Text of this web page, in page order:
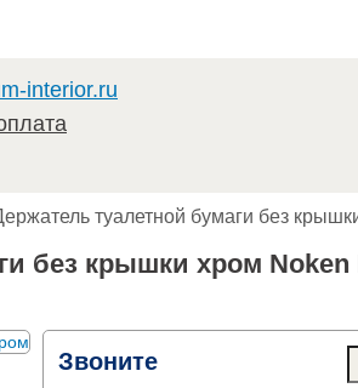
interior.ru
туалетной бумаги без
без крышки хром Noken
Звоните